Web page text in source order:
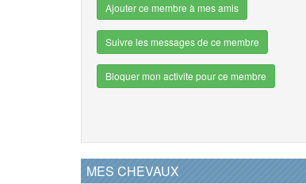
Ajouter ce membre à mes amis
Suivre les messages de ce membre
Bloquer mon activite pour ce membre
MES CHEVAUX